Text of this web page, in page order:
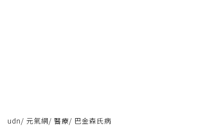
udn/ 元氣網/ 醫療/ 巴金森氏病